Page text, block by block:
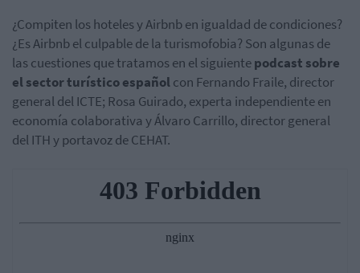
¿Compiten los hoteles y Airbnb en igualdad de condiciones?
¿Es Airbnb el culpable de la turismofobia? Son algunas de
las cuestiones que tratamos en el siguientepodcast sobre
el sector turístico españolcon Fernando Fraile, director
general del ICTE; Rosa Guirado, experta independiente en
economía colaborativa y Álvaro Carrillo, director general
del ITH y portavoz de CEHAT.